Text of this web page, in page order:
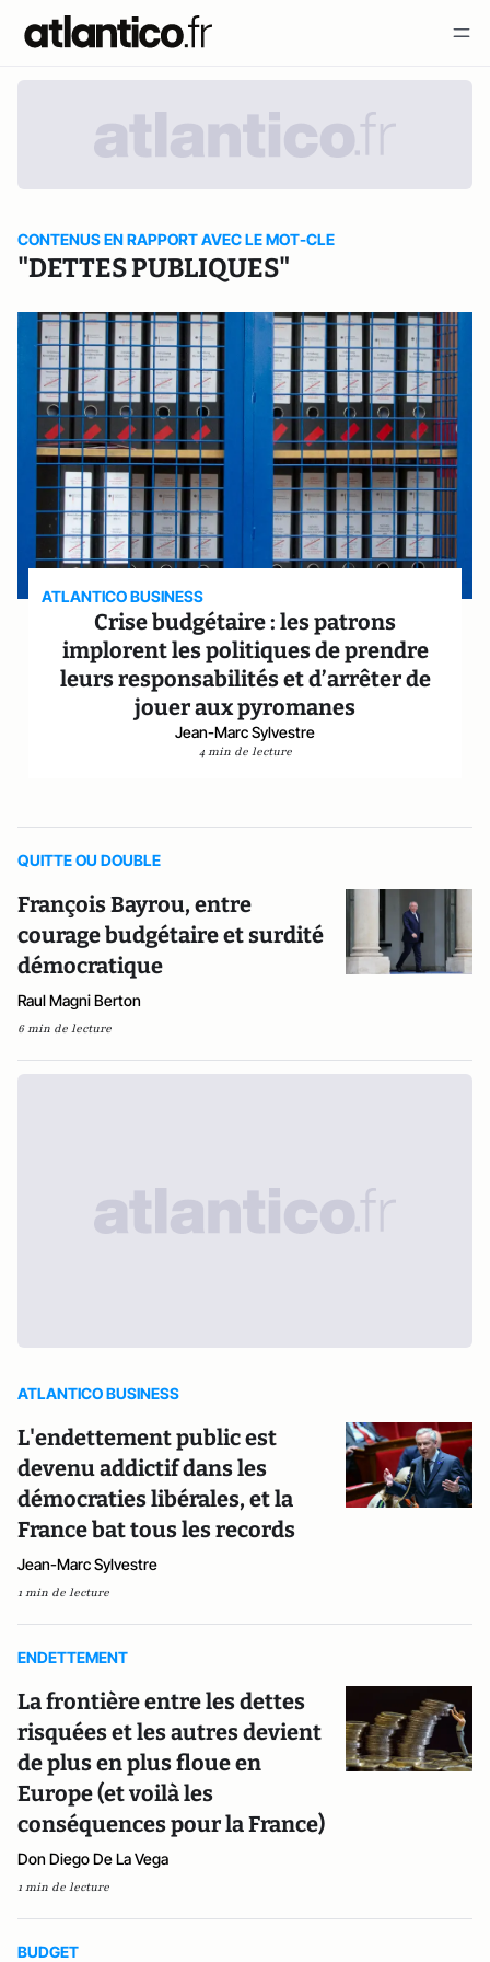
CONTENUS EN RAPPORT AVEC LE MOT-CLE
"DETTES PUBLIQUES"
ATLANTICO BUSINESS
Crise budgétaire : les patrons
implorent les politiques de prendre
leurs responsabilités et d’arrêter de
jouer aux pyromanes
Jean-Marc Sylvestre
4 min de lecture
QUITTE OU DOUBLE
François Bayrou, entre
courage budgétaire et surdité
démocratique
Raul Magni Berton
6 min de lecture
ATLANTICO BUSINESS
L'endettement public est
devenu addictif dans les
démocraties libérales, et la
France bat tous les records
Jean-Marc Sylvestre
1 min de lecture
ENDETTEMENT
La frontière entre les dettes
risquées et les autres devient
de plus en plus floue en
Europe (et voilà les
conséquences pour la France)
Don Diego De La Vega
1 min de lecture
BUDGET